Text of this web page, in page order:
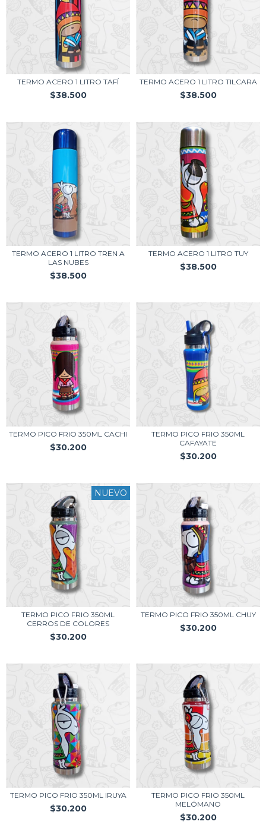
TERMO ACERO 1 LITRO TAFÍ
$38.500
TERMO ACERO 1 LITRO TILCARA
$38.500
TERMO ACERO 1 LITRO TREN A
LAS NUBES
$38.500
TERMO ACERO 1 LITRO TUY
$38.500
TERMO PICO FRIO 350ML CACHI
$30.200
TERMO PICO FRIO 350ML
CAFAYATE
$30.200
NUEVO
TERMO PICO FRIO 350ML
CERROS DE COLORES
$30.200
TERMO PICO FRIO 350ML CHUY
$30.200
TERMO PICO FRIO 350ML IRUYA
$30.200
TERMO PICO FRIO 350ML
MELÓMANO
$30.200